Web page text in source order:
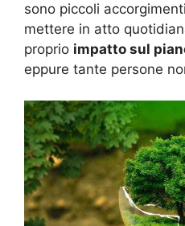
sono piccoli
mettere in atto
proprio impatto sul
eppure tante persone